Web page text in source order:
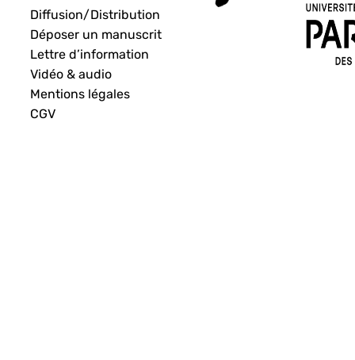
Diffusion/Distribution
Déposer un manuscrit
Lettre d’information
Vidéo & audio
Mentions légales
CGV